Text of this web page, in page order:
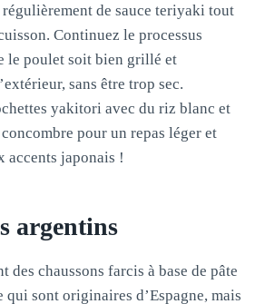
de sauce teriyaki tout
Continuez le processus
le poulet soit bien grillé et
sans être trop sec.
yakitori avec du riz blanc et
pour un repas léger et
accents japonais !
argentins
des chaussons farcis à base de pâte
sont originaires d’Espagne, mais